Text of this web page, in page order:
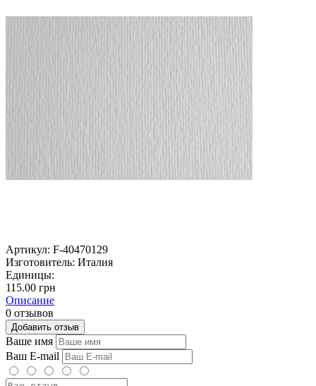
Артикул: F-40470129
Изготовитель: Италия
Единицы:
115.00 грн
Описание
0 отзывов
Добавить отзыв
Ваше имя
Ваш E-mail